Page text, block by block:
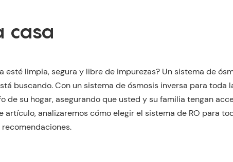
casa
limpia, segura y libre de impurezas? Un sistema de
buscando. Con un sistema de ósmosis inversa para toda
su hogar, asegurando que usted y su familia tengan
analizaremos cómo elegir el sistema de RO para